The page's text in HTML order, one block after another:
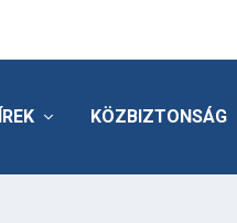
KÖZBIZTONSÁG